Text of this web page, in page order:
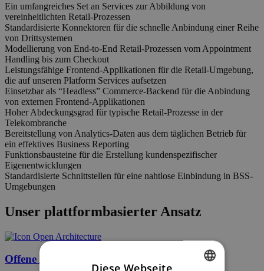
Ein umfangreiches Set an Services zur Abbildung von
vereinheitlichten Retail-Prozessen
Standardisierte Konnektoren für die schnelle Anbindung einer Reihe
von Drittsystemen
Modellierung von End-to-End Retail-Prozessen vom Appointment
Handling bis zum Checkout
Leistungsfähige Frontend-Applikationen für die Retail-Umgebung,
die auf unseren Platform Services aufsetzen
Einsetzbar als “Headless” Commerce-Backend für die Anbindung
von externen Frontend-Applikationen
Hoher Abdeckungsgrad für typische Retail-Prozesse in der
Telekombranche
Bereitstellung von Analytics-Daten aus dem täglichen Betrieb für
ein effektives Business Reporting
Funktionsbausteine für die Erstellung kundenspezifischer
Eigenentwicklungen
Standardisierte Schnittstellen für eine nahtlose Einbindung in BSS-
Umgebungen
Unser plattformbasierter Ansatz
Offene Architektur
Diese Webseite